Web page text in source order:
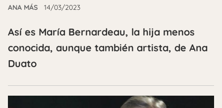
ANA MÁS 14/03/2023
Así es María Bernardeau, la hija menos
conocida, aunque también artista, de Ana
Duato